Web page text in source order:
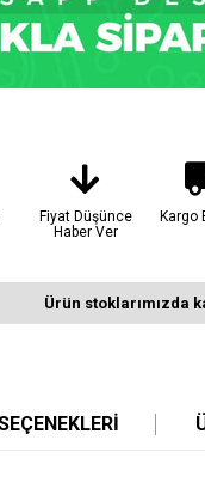
Fiyat Düşünce
Haber Ver
Kargo
Ürün stoklarımızda